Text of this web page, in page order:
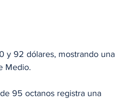
y 92 dólares, mostrando una
Medio.
95 octanos registra una